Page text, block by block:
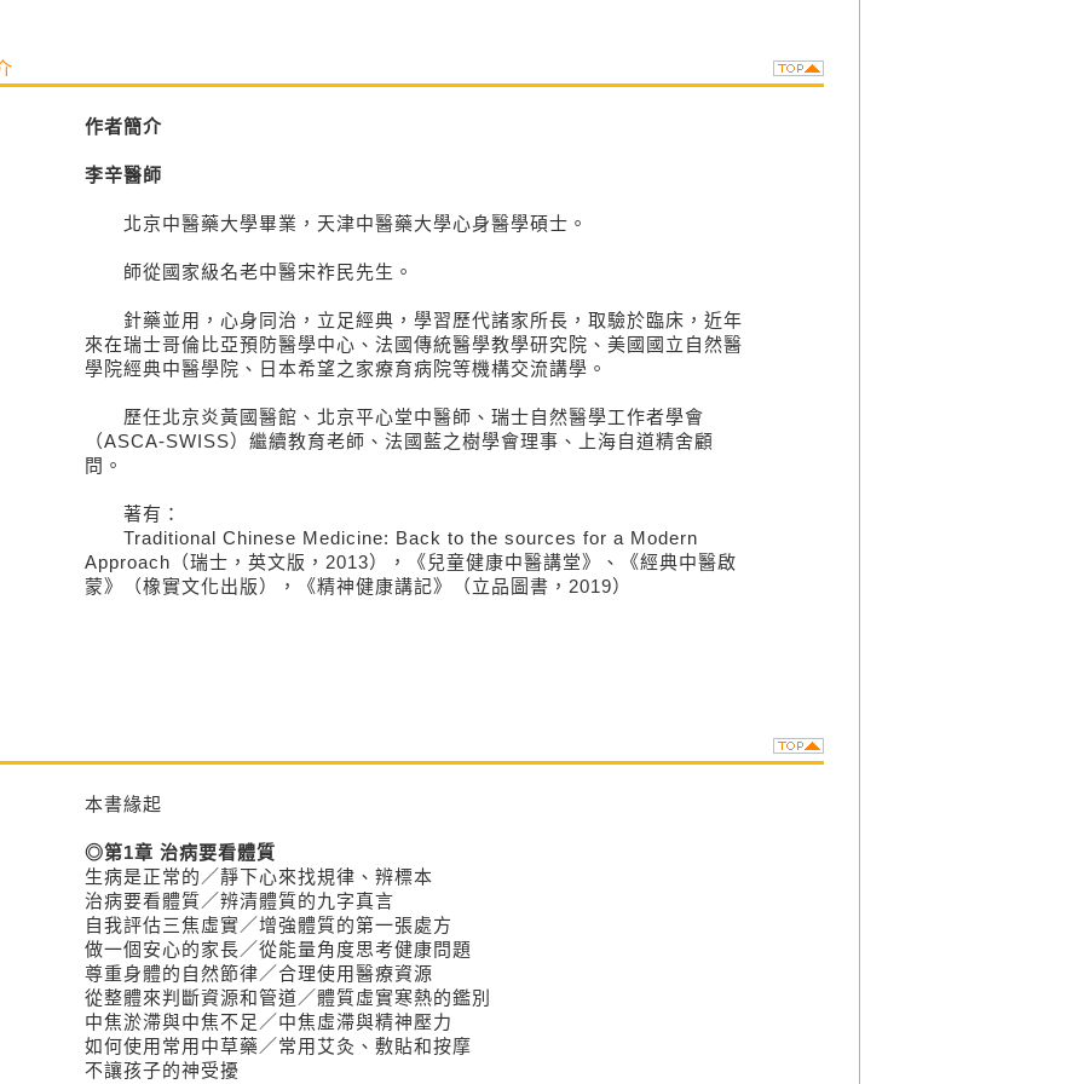
作者簡介
李辛醫師
北京中醫藥大學畢業，天津中醫藥大學心身醫學碩士。
師從國家級名老中醫宋祚民先生。
針藥並用，心身同治，立足經典，學習歷代諸家所長，取驗於臨床，近年
來在瑞士哥倫比亞預防醫學中心、法國傳統醫學教學研究院、美國國立自然醫
學院經典中醫學院、日本希望之家療育病院等機構交流講學。
歷任北京炎黃國醫館、北京平心堂中醫師、瑞士自然醫學工作者學會
（ASCA-SWISS）繼續教育老師、法國藍之樹學會理事、上海自道精舍顧
問。
著有：
Traditional Chinese Medicine: Back to the sources for a Modern
Approach（瑞士，英文版，2013），《兒童健康中醫講堂》、《經典中醫啟
蒙》（橡實文化出版），《精神健康講記》（立品圖書，2019）
本書緣起
◎第1章 治病要看體質
生病是正常的／靜下心來找規律、辨標本
治病要看體質／辨清體質的九字真言
自我評估三焦虛實／增強體質的第一張處方
做一個安心的家長／從能量角度思考健康問題
尊重身體的自然節律／合理使用醫療資源
從整體來判斷資源和管道／體質虛實寒熱的鑑別
中焦淤滯與中焦不足／中焦虛滯與精神壓力
如何使用常用中草藥／常用艾灸、敷貼和按摩
不讓孩子的神受擾